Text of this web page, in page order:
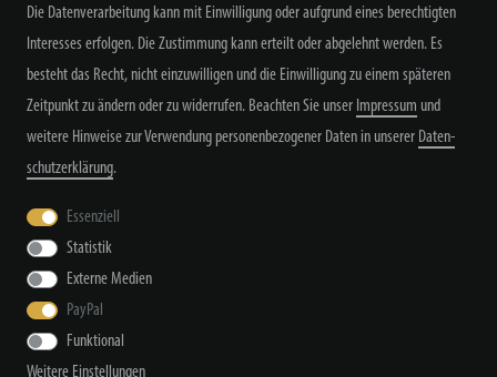
Alle Preisangaben inkl. MwSt. zzgl. Versand
Daten­schutz­erklärung
Die Datenverarbeitung kann mit Einwilligung oder aufgrund eines berechtigten
Interesses erfolgen. Die Zustimmung kann erteilt oder abgelehnt werden. Es
besteht das Recht, nicht einzuwilligen und die Einwilligung zu einem späteren
Zeitpunkt zu ändern oder zu widerrufen. Beachten Sie unser Impressum und
weitere Hinweise zur Verwendung personenbezogener Daten in unserer Daten­
schutz­erklärung.
Essenziell
Statistik
Externe Medien
PayPal
Funktional
Weitere Einstellungen